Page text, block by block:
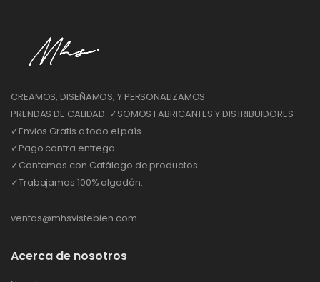
CREAMOS, DISEÑAMOS, Y PERSONALIZAMOS
PRENDAS DE CALIDAD. ✓SOMOS FABRICANTES Y DISTRIBUIDORES
✓Envios Gratis a todo el país
✓Pago contra entrega
✓Contamos con Catálogo de productos
✓Trabajamos 100% algodón.
ventas@mhsvistebien.com
Acerca de nosotros